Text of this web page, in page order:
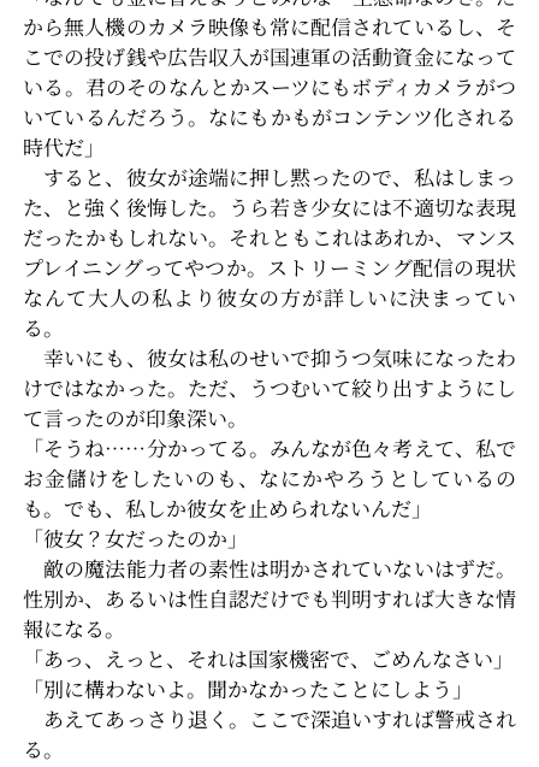
から無人機のカメラ映像も常に配信されているし、そ
こでの投げ銭や広告収入が国連軍の活動資金になって
いる。君のそのなんとかスーツにもボディカメラがつ
いているんだろう。なにもかもがコンテンツ化される
時代だ」
すると、彼女が途端に押し黙ったので、私はしまっ
た、と強く後悔した。うら若き少女には不適切な表現
だったかもしれない。それともこれはあれか、マンス
プレイニングってやつか。ストリーミング配信の現状
なんて大人の私より彼女の方が詳しいに決まってい
る。
幸いにも、彼女は私のせいで抑うつ気味になったわ
けではなかった。ただ、うつむいて絞り出すようにし
て言ったのが印象深い。
「そうね……分かってる。みんなが色々考えて、私で
お金儲けをしたいのも、なにかやろうとしているの
も。でも、私しか彼女を止められないんだ」
「彼女？女だったのか」
敵の魔法能力者の素性は明かされていないはずだ。
性別か、あるいは性自認だけでも判明すれば大きな情
報になる。
「あっ、えっと、それは国家機密で、ごめんなさい」
「別に構わないよ。聞かなかったことにしよう」
あえてあっさり退く。ここで深追いすれば警戒され
る。